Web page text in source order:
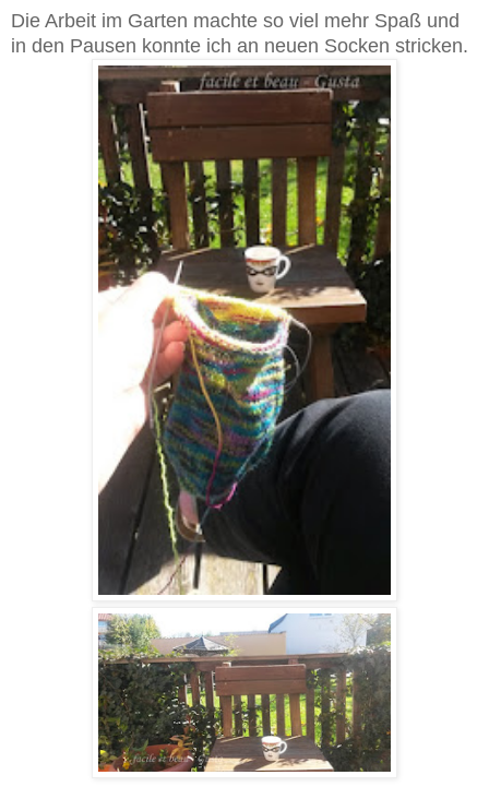
Die Arbeit im Garten machte so viel mehr Spaß und
in den Pausen konnte ich an neuen Socken stricken.